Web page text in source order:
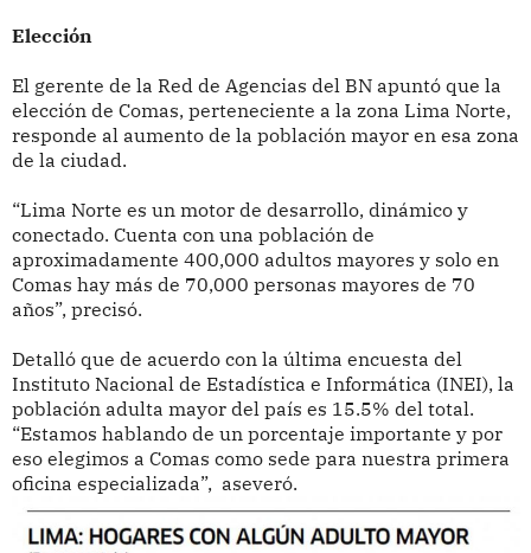
Elección
El gerente de la Red de Agencias del BN apuntó que la
elección de Comas, perteneciente a la zona Lima Norte,
responde al aumento de la población mayor en esa zona
de la ciudad.
“Lima Norte es un motor de desarrollo, dinámico y
conectado. Cuenta con una población de
aproximadamente 400,000 adultos mayores y solo en
Comas hay más de 70,000 personas mayores de 70
años”, precisó.
Detalló que de acuerdo con la última encuesta del
Instituto Nacional de Estadística e Informática (INEI), la
población adulta mayor del país es 15.5% del total.
“Estamos hablando de un porcentaje importante y por
eso elegimos a Comas como sede para nuestra primera
oficina especializada”, aseveró.